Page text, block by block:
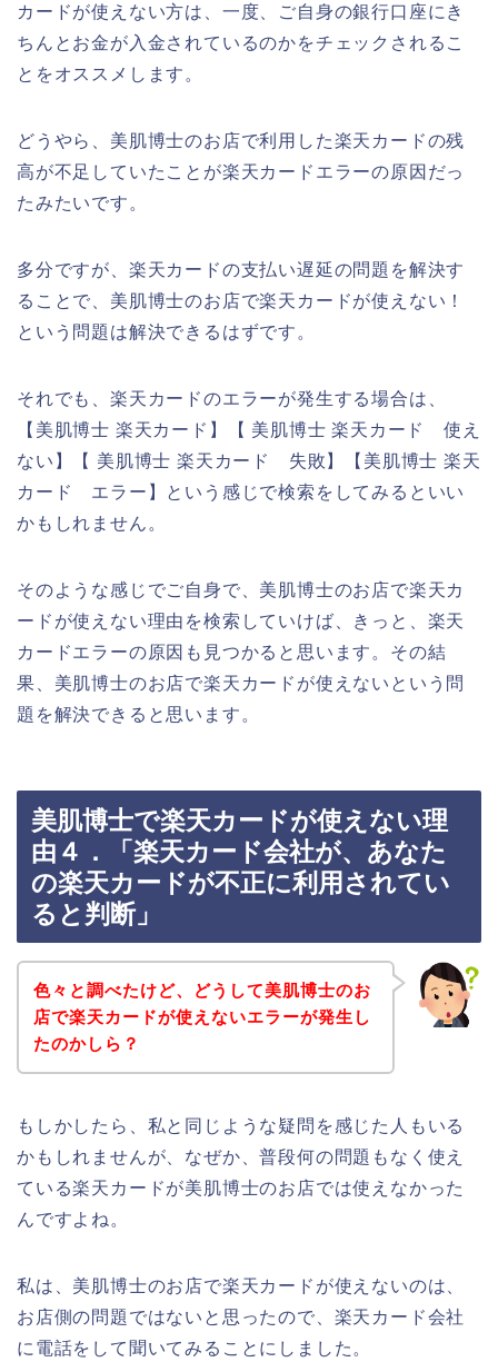
カードが使えない方は、一度、ご自身の銀行口座にき
ちんとお金が入金されているのかをチェックされるこ
とをオススメします。
どうやら、美肌博士のお店で利用した楽天カードの残
高が不足していたことが楽天カードエラーの原因だっ
たみたいです。
多分ですが、楽天カードの支払い遅延の問題を解決す
ることで、美肌博士のお店で楽天カードが使えない！
という問題は解決できるはずです。
それでも、楽天カードのエラーが発生する場合は、
【美肌博士 楽天カード】【 美肌博士 楽天カード 使え
ない】【 美肌博士 楽天カード 失敗】【美肌博士 楽天
カード エラー】という感じで検索をしてみるといい
かもしれません。
そのような感じでご自身で、美肌博士のお店で楽天カ
ードが使えない理由を検索していけば、きっと、楽天
カードエラーの原因も見つかると思います。その結
果、美肌博士のお店で楽天カードが使えないという問
題を解決できると思います。
美肌博士で楽天カードが使えない理
由４．「楽天カード会社が、あなた
の楽天カードが不正に利用されてい
ると判断」
色々と調べたけど、どうして美肌博士のお
店で楽天カードが使えないエラーが発生し
たのかしら？
もしかしたら、私と同じような疑問を感じた人もいる
かもしれませんが、なぜか、普段何の問題もなく使え
ている楽天カードが美肌博士のお店では使えなかった
んですよね。
私は、美肌博士のお店で楽天カードが使えないのは、
お店側の問題ではないと思ったので、楽天カード会社
に電話をして聞いてみることにしました。